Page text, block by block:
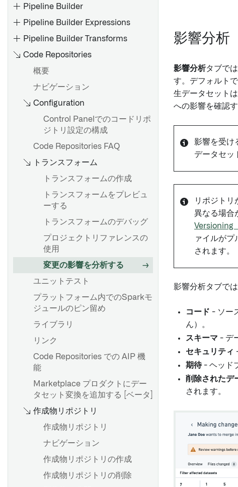
ァレンス
概要
エクスポートタスク（レガシ
概要
Webhook を設定する
設定リファレンス
サポートパッケージのインス
ール
SLT（SAP Landscape
Transformation Replication
2.0 for SAP Applications また
は Remote Agent のアンイン
ストール
Palantir Foundry Connector
2.0 for SAP Applications コッ
クピット
Palantir Foundry Connector
2.0 for SAP Applications のパ
ラメーター
ハウスキーピングジョブの設
定と構成
承認ロール
Palantir Foundry Connector
2.0 for SAP Applications のバ
ックアップと復元
新しいソースの作成
ソースの探索
負荷についての考察
インクリメンタル更新
SAP オブジェクトタイプ
ダイナミックフィルター
SAP からロングテキストを抽
出する
Pipeline Builder でバッチパ
イプラインを作成する
Pipeline Builder を使用して
ラインを作成する
コードリポジトリを使用して
バッチパイプラインを作成す
る
コードリポジトリを使用して
ラインを作成する
Pipeline Builder でインクリ
メンタルパイプラインを作成
する
Pipeline Builder でストリー
る
ハイパフォーマンスの維持
ストリーミングパイプライ
パフォーマンスの検討事項
Foundry Streaming によるコ
グする
ストリームの失敗のデバッグ
メモリ不足（OOM）エラーの
トラブルシューティング
スケジュールのトラブルシュ
Spark の概念
Spark の詳細を理解する
Spark UI
コンピュート使用量の理解
ネイティブアクセラレーショ
Spark プロファイルの適用
Sparkプロファイルのリファ
レンス
概要
プロジェクションの設定
高度な詳細
Foundry使用最適化
Pipeline Builder
概要
データセットの追加
自動的に入力データを生成す
る
Pipeline Builder でのソース
およびデータ同期の構成
バッチ入力データセットの計
算モード
概要
データをトランスフォームす
データの結合
データの結合
ジオスペーシャルトランスフ
ォームの作成
Pipeline Builder で一意の ID
を作成する
transforms-streaming-
joins.md
Pipeline Builder で LLM ノー
ドを使用する
頻出パターンのマイニング
概要
データセット出力を追加する
Pipeline Builder Expressions
Pipeline Builder Transforms
Code Repositories
概要
ナビゲーション
Configuration
Control Panelでのコードリポ
ジトリ設定の構成
Code Repositories FAQ
トランスフォーム
トランスフォームの作成
トランスフォームをプレビュ
ーする
トランスフォームのデバッグ
プロジェクトリファレンスの
使用
変更の影響を分析する
ユニットテスト
プラットフォーム内でのSparkモ
ジュールのピン留め
ライブラリ
リンク
Code Repositories での AIP 機
能
Marketplace プロダクトにデー
タセット変換を追加する [ベータ]
作成物リポジトリ
作成物リポジトリ
ナビゲーション
作成物リポジトリの作成
作成物リポジトリの削除
影響分析
影響分析タブで
す。デフォルト
生データセット
への影響を確認
影響を受け
データセッ
リポジトリ
異なる場合
Versioning
ァイルがプ
されます。
影響分析タブで
コード - ソー
ん）。
スキーマ - デ
セキュリティ
期待- ヘッド
削除されたデ
されます。